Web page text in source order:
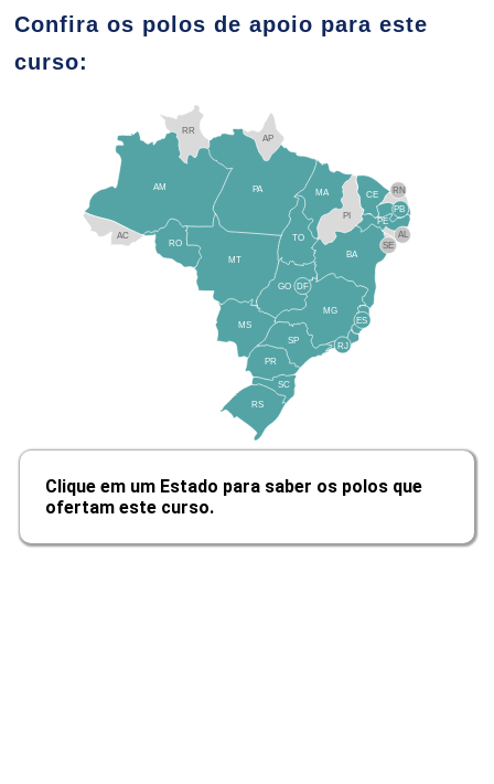
10h
Definição de Evento
10h
Responsabilidade Profissional em
Confira os polos de apoio para este
curso:
TO
BA
SE
PE
AL
RN
CE
PI
MA
AP
PA
RR
AM
AC
RO
MT
MS
GO
PR
SC
RS
SP
MG
RJ
ES
DF
PB
Clique em um Estado para saber os polos que
ofertam este curso.